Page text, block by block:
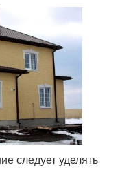
следует уделять